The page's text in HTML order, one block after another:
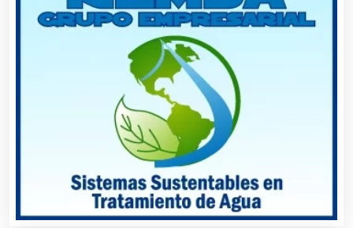
Audio, Sonido e Iluminación
Audios para Eventos
Autobuses
Automatización
Automóviles Nuevos y Usados